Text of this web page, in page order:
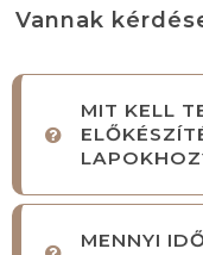
Vannak
MIT KELL
MENNYI